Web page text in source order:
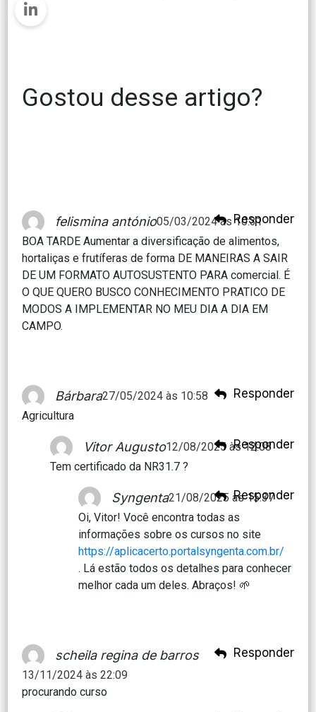
Gostou desse artigo?
felismina antónio05/03/2024 às 10:31
BOA TARDE Aumentar a diversificação de alimentos,
hortaliças e frutíferas de forma DE MANEIRAS A SAIR
DE UM FORMATO AUTOSUSTENTO PARA comercial. É
O QUE QUERO BUSCO CONHECIMENTO PRATICO DE
MODOS A IMPLEMENTAR NO MEU DIA A DIA EM
CAMPO.
Responder
Bárbara27/05/2024 às 10:58
Agricultura
Responder
Vitor Augusto12/08/2025 às 12:08
Tem certificado da NR31.7 ?
Responder
Syngenta21/08/2025 às 15:37
Oi, Vitor! Você encontra todas as
informações sobre os cursos no site
https://aplicacerto.portalsyngenta.com.br/
. Lá estão todos os detalhes para conhecer
melhor cada um deles. Abraços! 🌱
Responder
scheila regina de barros
13/11/2024 às 22:09
procurando curso
Responder